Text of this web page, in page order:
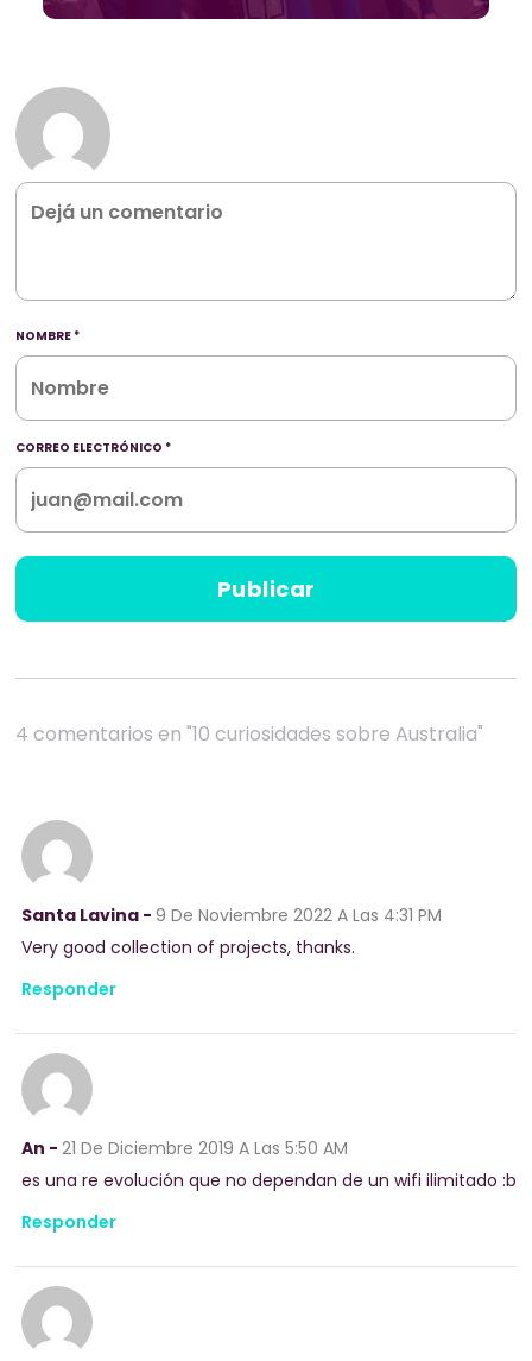
NOMBRE *
CORREO ELECTRÓNICO *
4 comentarios en "10 curiosidades sobre Australia"
Santa Lavina - 9 De Noviembre 2022 A Las 4:31 PM
Very good collection of projects, thanks.
Responder
An - 21 De Diciembre 2019 A Las 5:50 AM
es una re evolución que no dependan de un wifi ilimitado :b
Responder